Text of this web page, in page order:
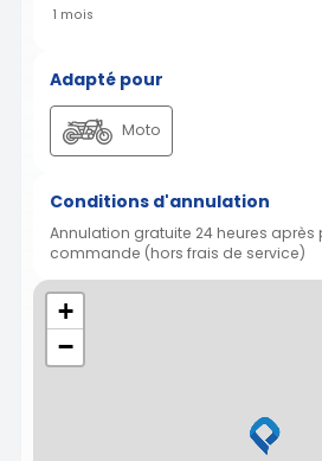
1 mois
Adapté pour
Moto
Conditions d'annulation
Annulation gratuite 24 heures
commande (hors frais de service)
+
−